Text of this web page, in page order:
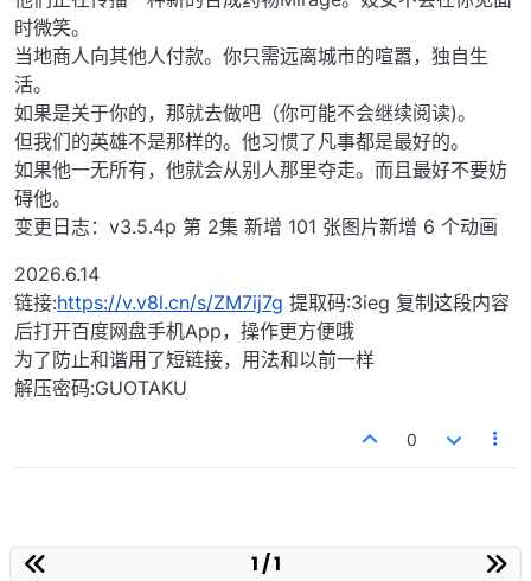
时微笑。
当地商人向其他人付款。你只需远离城市的喧嚣，独自生
活。
如果是关于你的，那就去做吧（你可能不会继续阅读)。
但我们的英雄不是那样的。他习惯了凡事都是最好的。
如果他一无所有，他就会从别人那里夺走。而且最好不要妨
碍他。
变更日志：v3.5.4p 第 2集 新增 101 张图片新增 6 个动画
2026.6.14
链接:https://v.v8l.cn/s/ZM7ij7g 提取码:3ieg 复制这段内容
后打开百度网盘手机App，操作更方便哦
为了防止和谐用了短链接，用法和以前一样
解压密码:GUOTAKU
0
1 / 1